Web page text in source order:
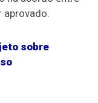
sobre